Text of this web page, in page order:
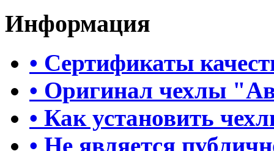
Информация
• Сертификаты
• Оригинал чехлы
• Как установить
• Не является